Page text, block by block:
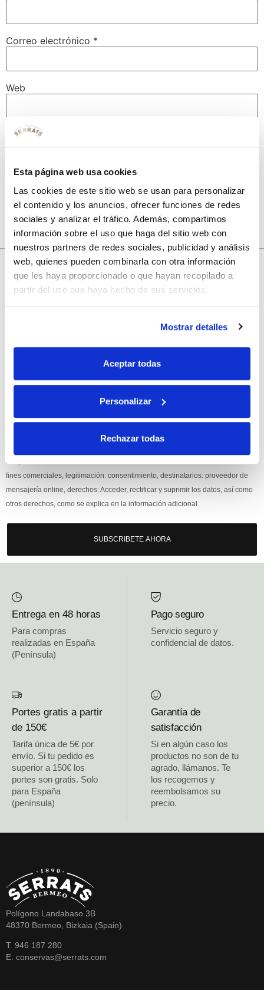
Esta página web usa cookies
Las cookies de este sitio web se usan para personalizar
el contenido y los anuncios, ofrecer funciones de redes
sociales y analizar el tráfico. Además, compartimos
información sobre el uso que haga del sitio web con
nuestros partners de redes sociales, publicidad y análisis
web, quienes pueden combinarla con otra información
que les haya proporcionado o que hayan recopilado a
partir del uso que haya hecho de sus servicios.
Mostrar detalles
Aceptar todas
Personalizar
Rechazar todas
Correo electrónico *
Web
Guarda mi nombre, correo electrónico y web en este
10% de descuento
con tu primera compra.
disfruta deun 10% de descuentoen tu primera compra.
Si, he leído y acepto la política de protección de datos.
fines comerciales, legitimación: consentimiento, destinatarios: proveedor de
mensajería online, derechos: Acceder, rectificar y suprimir los datos, así como
otros derechos, como se explica en la información adicional.
SUBSCRIBETE AHORA
Entrega en 48 horas
Para compras
realizadas en España
(Península)
Pago seguro
Servicio seguro y
confidencial de datos.
Portes gratis a partir
de 150€
Tarifa única de 5€ por
envío. Si tu pedido es
superior a 150€ los
portes son gratis. Solo
para España
(península)
Garantía de
satisfacción
Si en algún caso los
productos no son de tu
agrado, llámanos. Te
los recogemos y
reembolsamos su
precio.
Polígono Landabaso 3B
48370 Bermeo, Bizkaia (Spain)
T. 946 187 280
E. conservas@serrats.com